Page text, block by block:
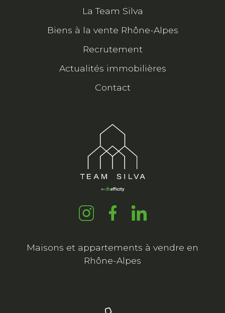
La Team Silva
Biens à la vente Rhône-Alpes
Recrutement
Actualités immobilières
Contact
Maisons et appartements à vendre en
Rhône-Alpes